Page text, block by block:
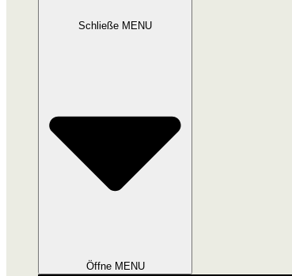
Schließe MENU
Öffne MENU